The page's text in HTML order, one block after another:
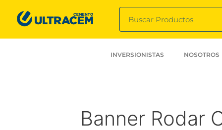
INVERSIONISTAS NOSOTROS
Banner Rodar